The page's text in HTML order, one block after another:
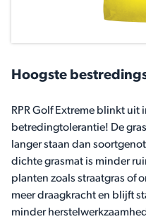
Hoogste
RPR Golf Extreme blinkt
betredingtolerantie! De
langer staan dan
dichte grasmat is minder
planten zoals straatgras of
meer draagkracht en blijft
minder